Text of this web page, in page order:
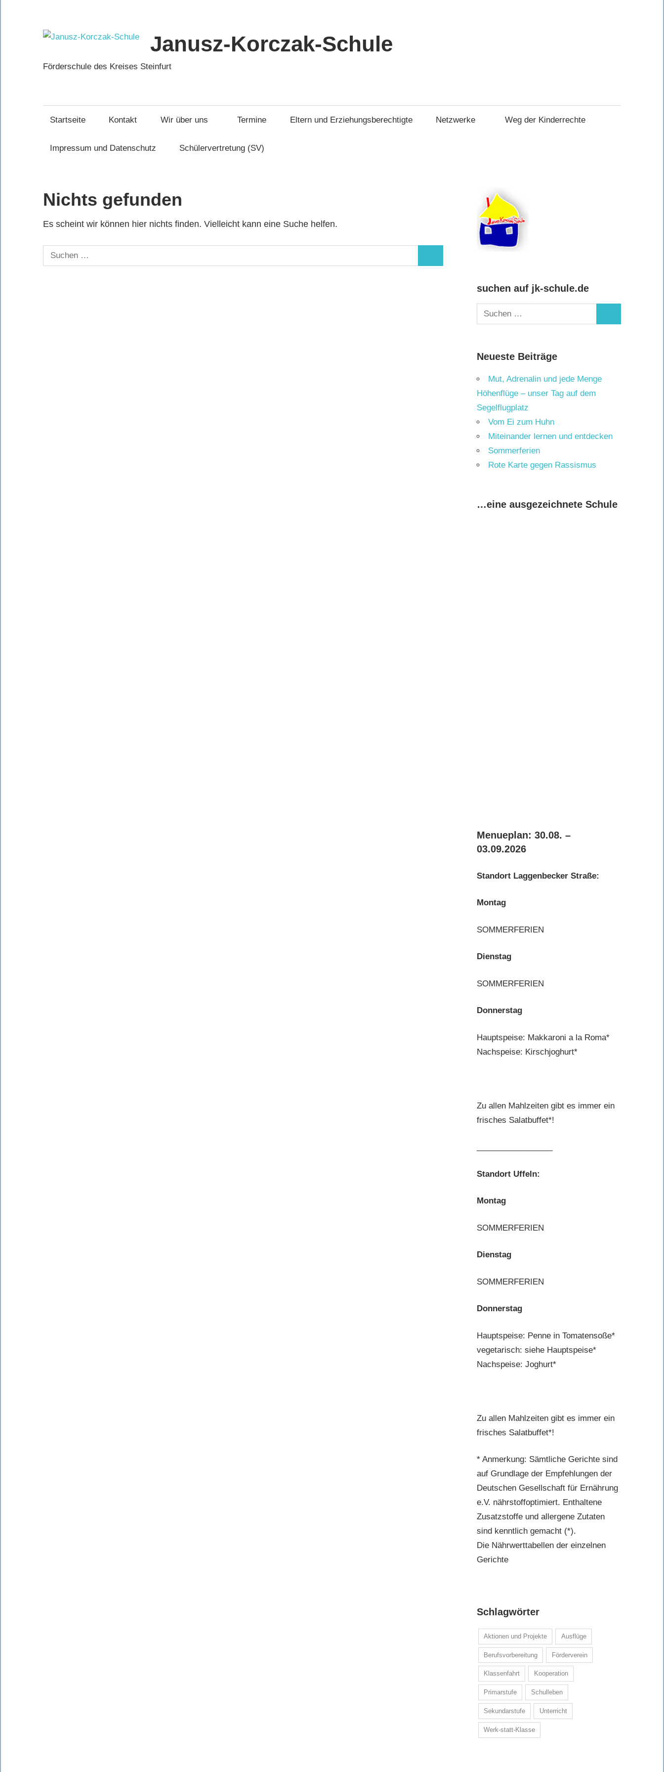
springen
Janusz-Korczak-Schule
Förderschule des Kreises Steinfurt
Startseite Kontakt Wir über uns Termine Eltern und Erziehungsberechtigte Netzwerke Weg der Kinderrechte
Impressum und Datenschutz Schülervertretung (SV)
Nichts gefunden
Es scheint wir können hier nichts finden. Vielleicht kann eine Suche helfen.
Suchen
nach:
suchen auf jk-schule.de
Suchen
nach:
Neueste Beiträge
Mut, Adrenalin und jede Menge
Höhenflüge – unser Tag auf dem
Segelflugplatz
Vom Ei zum Huhn
Miteinander lernen und entdecken
Sommerferien
Rote Karte gegen Rassismus
…eine ausgezeichnete Schule
Menueplan: 30.08. –
03.09.2026
Standort Laggenbecker Straße:
Montag
SOMMERFERIEN
Dienstag
SOMMERFERIEN
Donnerstag
Hauptspeise: Makkaroni a la Roma*
Nachspeise: Kirschjoghurt*
Zu allen Mahlzeiten gibt es immer ein
frisches Salatbuffet*!
Standort Uffeln:
Montag
SOMMERFERIEN
Dienstag
SOMMERFERIEN
Donnerstag
Hauptspeise: Penne in Tomatensoße*
vegetarisch: siehe Hauptspeise*
Nachspeise: Joghurt*
Zu allen Mahlzeiten gibt es immer ein
frisches Salatbuffet*!
* Anmerkung: Sämtliche Gerichte sind
auf Grundlage der Empfehlungen der
Deutschen Gesellschaft für Ernährung
e.V. nährstoffoptimiert. Enthaltene
Zusatzstoffe und allergene Zutaten
sind kenntlich gemacht (*).
Die Nährwerttabellen der einzelnen
Gerichte
Schlagwörter
Aktionen und Projekte Ausflüge
Berufsvorbereitung Förderverein
Klassenfahrt Kooperation
Primarstufe Schulleben
Sekundarstufe Unterricht
Werk-statt-Klasse